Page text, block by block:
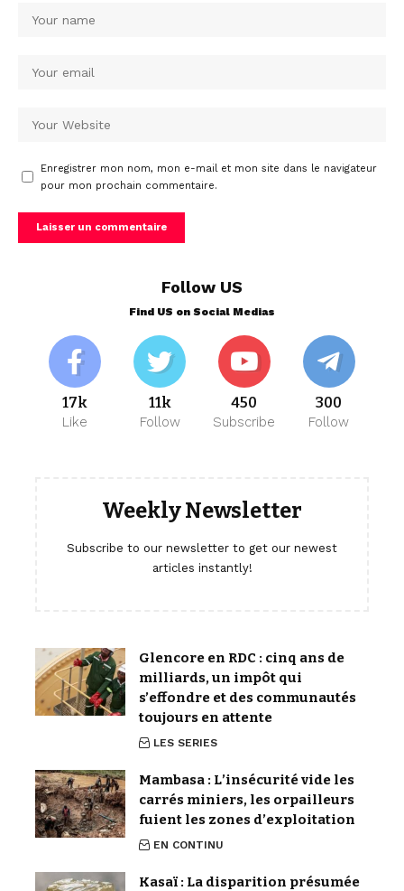
Enregistrer mon nom, mon e-mail et mon site dans le navigateur
pour mon prochain commentaire.
Follow US
Find US on Social Medias
17k
Like
11k
Follow
450
Subscribe
300
Follow
Weekly Newsletter
Subscribe to our newsletter to get our newest
articles instantly!
Glencore en RDC : cinq ans de
milliards, un impôt qui
s’effondre et des communautés
toujours en attente
LES SERIES
Mambasa : L’insécurité vide les
carrés miniers, les orpailleurs
fuient les zones d’exploitation
EN CONTINU
Kasaï : La disparition présumée